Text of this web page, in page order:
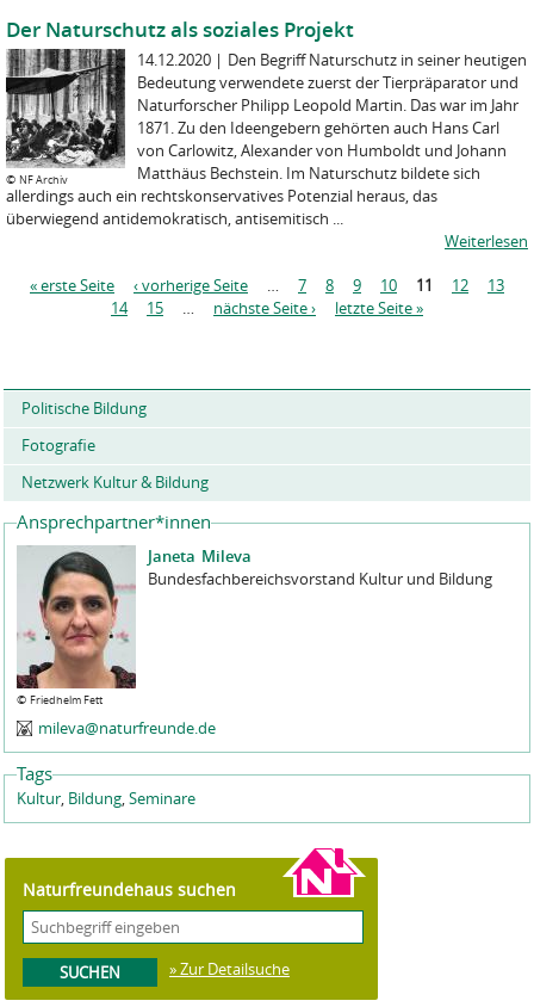
Der Naturschutz als soziales Projekt
© NF Archiv
14.12.2020 | Den Begriff Naturschutz in seiner heutigen
Bedeutung verwendete zuerst der Tierpräparator und
Naturforscher Philipp Leopold Martin. Das war im Jahr
1871. Zu den Ideengebern gehörten auch Hans Carl
von Carlowitz, Alexander von Humboldt und Johann
Matthäus Bechstein. Im Naturschutz bildete sich
allerdings auch ein rechtskonservatives Potenzial heraus, das
überwiegend antidemokratisch, antisemitisch ...
Weiterlesen
« erste Seite ‹ vorherige Seite … 7 8 9 10 11 12
13
14
15 … nächste Seite › letzte Seite »
Politische Bildung
Fotografie
Netzwerk Kultur & Bildung
Ansprechpartner*innen
© Friedhelm Fett
Janeta Mileva
Bundesfachbereichsvorstand Kultur und Bildung
mileva@naturfreunde.de
Tags
Kultur, Bildung,Seminare
Naturfreundehaus suchen
» Zur Detailsuche